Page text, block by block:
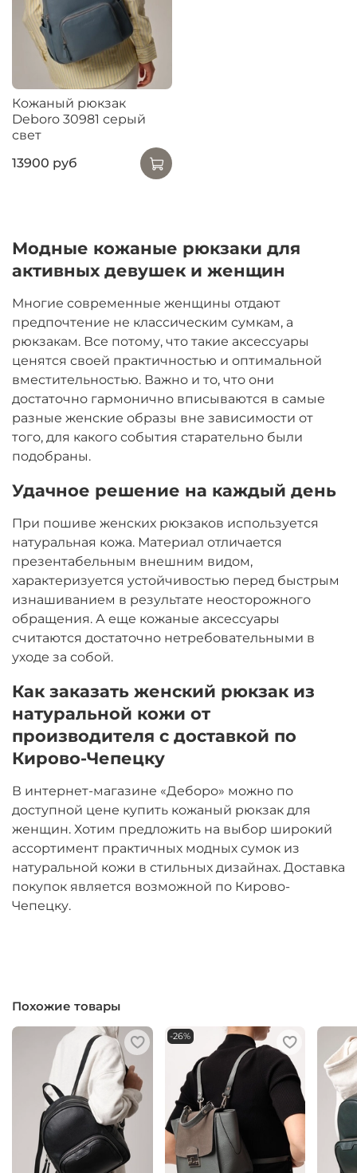
Кожаный рюкзак
Deboro 30981 серый
свет
13900 руб
Модные кожаные рюкзаки для
активных девушек и женщин
Многие современные женщины отдают
предпочтение не классическим сумкам, а
рюкзакам. Все потому, что такие аксессуары
ценятся своей практичностью и оптимальной
вместительностью. Важно и то, что они
достаточно гармонично вписываются в самые
разные женские образы вне зависимости от
того, для какого события старательно были
подобраны.
Удачное решение на каждый день
При пошиве женских рюкзаков используется
натуральная кожа. Материал отличается
презентабельным внешним видом,
характеризуется устойчивостью перед быстрым
изнашиванием в результате неосторожного
обращения. А еще кожаные аксессуары
считаются достаточно нетребовательными в
уходе за собой.
Как заказать женский рюкзак из
натуральной кожи от
производителя с доставкой по
Кирово-Чепецку
В интернет-магазине «Деборо» можно по
доступной цене купить кожаный рюкзак для
женщин. Хотим предложить на выбор широкий
ассортимент практичных модных сумок из
натуральной кожи в стильных дизайнах. Доставка
покупок является возможной по Кирово-
Чепецку.
Похожие товары
-26%